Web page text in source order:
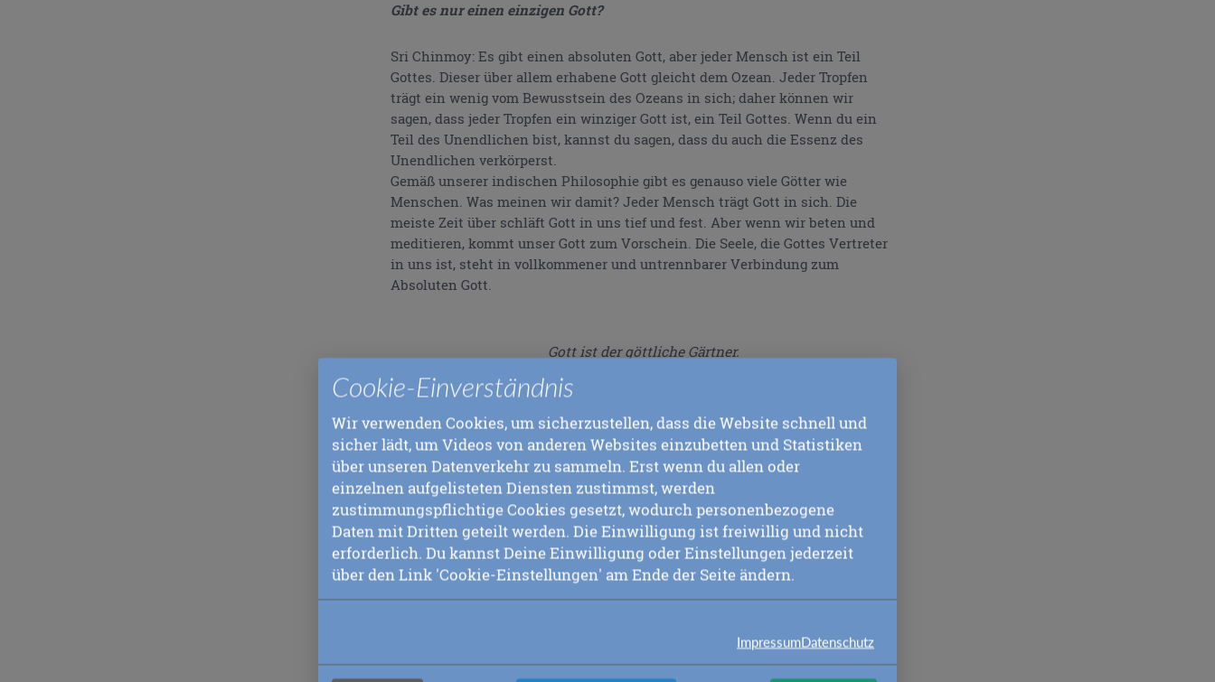
Gibt es nur einen einzigen Gott?
Sri Chinmoy: Es gibt einen absoluten Gott, aber jeder Mensch ist ein Teil
Gottes. Dieser über allem erhabene Gott gleicht dem Ozean. Jeder Tropfen
trägt ein wenig vom Bewusstsein des Ozeans in sich; daher können wir
sagen, dass jeder Tropfen ein winziger Gott ist, ein Teil Gottes. Wenn du ein
Teil des Unendlichen bist, kannst du sagen, dass du auch die Essenz des
Unendlichen verkörperst.
Gemäß unserer indischen Philosophie gibt es genauso viele Götter wie
Menschen. Was meinen wir damit? Jeder Mensch trägt Gott in sich. Die
meiste Zeit über schläft Gott in uns tief und fest. Aber wenn wir beten und
meditieren, kommt unser Gott zum Vorschein. Die Seele, die Gottes Vertreter
in uns ist, steht in vollkommener und untrennbarer Verbindung zum
Absoluten Gott.
Gott ist der göttliche Gärtner.
einzigartige Schönheit.
Gott ist dein eigener höchster, vollkommenster, am meisten erleuchteter Teil.
Du bestehst aus zwei Teilen: der eine ist höher, der andere niedriger. Die
meiste Zeit über hältst du dich im niedrigeren Teil auf. In dem Moment, wo du
dir deines höheren Teils voll bewusst wirst und dein niederer Teil zur Gänze
umgewandelt und mit dem Höchsten vereint ist, bist du nichts anderes als
Gott. Auch wenn er noch nicht erkannt oder offenbart ist, ist dein eigener
höchster, am weitesten entwickelter, vollkommenster und lichtvollster Teil
Cookie-Einverständnis
Wir verwenden Cookies, um sicherzustellen, dass die Website schnell und
sicher lädt, um Videos von anderen Websites einzubetten und Statistiken
über unseren Datenverkehr zu sammeln. Erst wenn du allen oder
einzelnen aufgelisteten Diensten zustimmst, werden
zustimmungspflichtige Cookies gesetzt, wodurch personenbezogene
Daten mit Dritten geteilt werden. Die Einwilligung ist freiwillig und nicht
erforderlich. Du kannst Deine Einwilligung oder Einstellungen jederzeit
über den Link 'Cookie-Einstellungen' am Ende der Seite ändern.
ImpressumDatenschutz